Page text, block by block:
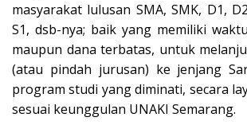
masyarakat lulusan SMA, SMK, D1,
S1, dsb-nya; baik yang memiliki
maupun dana terbatas, untuk
(atau pindah jurusan) ke jenjang
program studi yang diminati, secara
sesuai keunggulan UNAKI Semarang.